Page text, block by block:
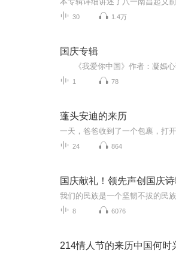
30 1.4万
国庆专辑
1 78
蓬头安迪的来历
24 864
国庆献礼！领先声创国庆
8 6076
214情人节的来历中国何时